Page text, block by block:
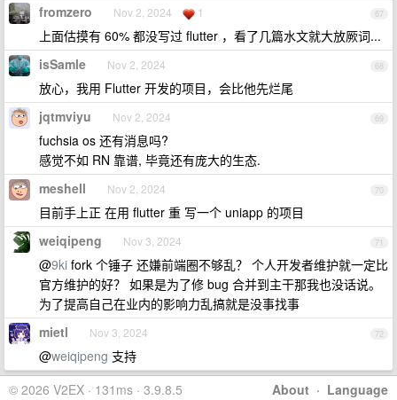
67
fromzero Nov 2, 2024 1
上面估摸有 60% 都没写过 flutter ，看了几篇水文就大放厥词...
68
isSamle Nov 2, 2024
放心，我用 Flutter 开发的项目，会比他先烂尾
69
jqtmviyu Nov 2, 2024
fuchsia os 还有消息吗?
感觉不如 RN 靠谱, 毕竟还有庞大的生态.
70
meshell Nov 2, 2024
目前手上正 在用 flutter 重 写一个 uniapp 的项目
71
weiqipeng Nov 3, 2024
@9ki fork 个锤子 还嫌前端圈不够乱？ 个人开发者维护就一定比
官方维护的好？ 如果是为了修 bug 合并到主干那我也没话说。
为了提高自己在业内的影响力乱搞就是没事找事
72
mietl Nov 3, 2024
@weiqipeng 支持
About · Language
© 2026 V2EX · 131ms · 3.9.8.5